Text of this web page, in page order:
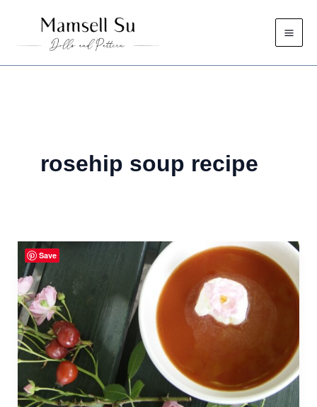
springen
rosehip soup recipe
Save